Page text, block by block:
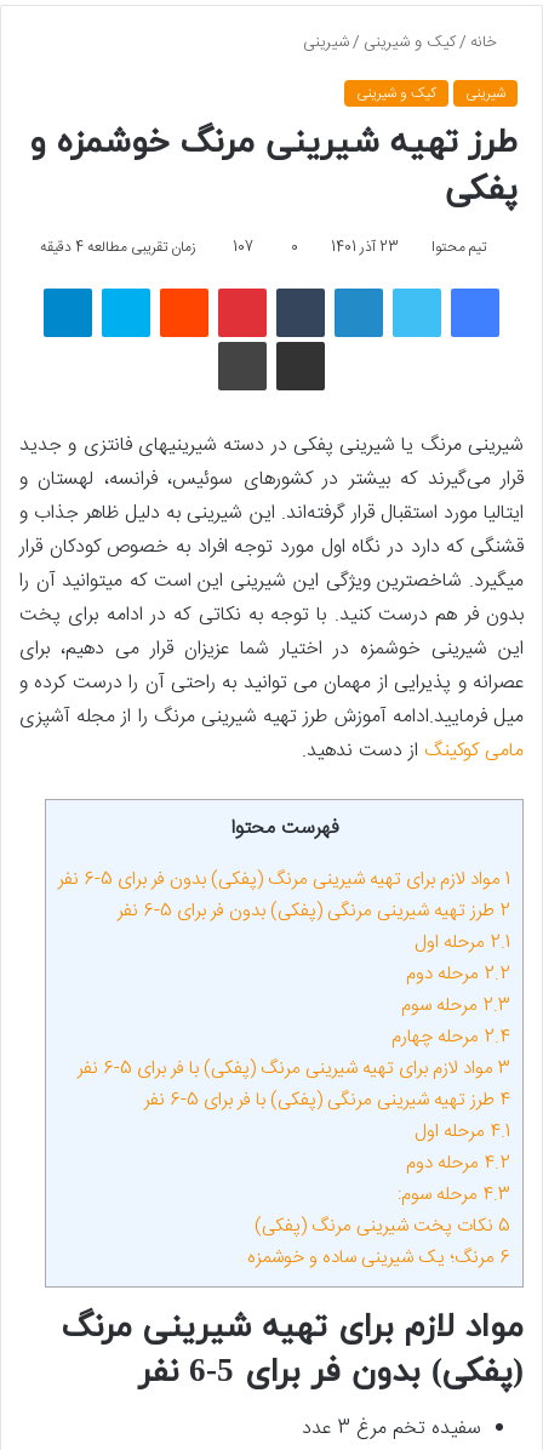
خانه /کیک و شیرینی /شیرینی
شیرینی کیک و شیرینی
طرز تهیه شیرینی مرنگ خوشمزه و
پفکی
تیم محتوا 23 آذر 1401 0
107 زمان تقریبی مطالعه 4 دقیقه
فیسبوک توییتر لینکداین تامبلر پینتریستReddit اسکایپ تلگرام
اشتراک گذاری با ایمیل
چاپ
شیرینی مرنگ یا شیرینی پفکی در دسته شیرینی­های فانتزی و جدید
قرار می‌گیرند که بیشتر در کشورهای سوئیس، فرانسه، لهستان و
ایتالیا مورد استقبال قرار گرفته‌اند. این شیرینی به دلیل ظاهر جذاب و
قشنگی که دارد در نگاه اول مورد توجه افراد به خصوص کودکان قرار
می­گیرد. شاخص­ترین ویژگی این شیرینی این است که می­توانید آن را
بدون فر هم درست کنید. با توجه به نکاتی که در ادامه برای پخت
این شیرینی خوشمزه در اختیار شما عزیزان قرار می­ دهیم، برای
عصرانه و پذیرایی از مهمان می ­توانید به راحتی آن را درست کرده و
میل فرمایید.ادامه آموزش طرز تهیه شیرینی مرنگ را از مجله آشپزی
مامی کوکینگ از دست ندهید.
فهرست محتوا
1 مواد لازم برای تهیه شیرینی مرنگ (پفکی) بدون فر برای 5-6 نفر
2 طرز تهیه شیرینی مرنگی (پفکی) بدون فر برای 5-6 نفر
2.1 مرحله اول
2.2 مرحله دوم
2.3 مرحله سوم
2.4 مرحله چهارم
3 مواد لازم برای تهیه شیرینی مرنگ (پفکی) با فر برای 5-6 نفر
4 طرز تهیه شیرینی مرنگی (پفکی) با فر برای 5-6 نفر
4.1 مرحله اول
4.2 مرحله دوم
4.3 مرحله سوم:
5 نکات پخت شیرینی مرنگ (پفکی)
6 مرنگ؛ یک شیرینی ساده و خوشمزه
مواد لازم برای تهیه شیرینی مرنگ
(پفکی) بدون فر برای 5-6 نفر
سفیده تخم مرغ 3 عدد